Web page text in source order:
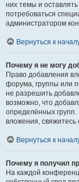
них темы и
потребоваться
администратором
Вернуться к
Почему я не могу
Право добавления
форума, группы или
не разрешить
возможно, что
определённых
вложения,
Вернуться к
Почему я получил
На каждой